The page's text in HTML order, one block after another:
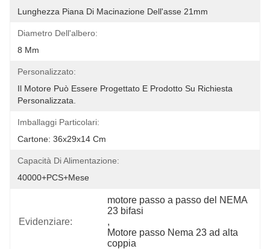
Lunghezza Piana Di Macinazione Dell'asse 21mm
Diametro Dell'albero:
8 Mm
Personalizzato:
Il Motore Può Essere Progettato E Prodotto Su Richiesta
Personalizzata.
Imballaggi Particolari:
Cartone: 36x29x14 Cm
Capacità Di Alimentazione:
40000+PCS+Mese
Evidenziare:
motore passo a passo del NEMA
23 bifasi
,
Motore passo Nema 23 ad alta
coppia